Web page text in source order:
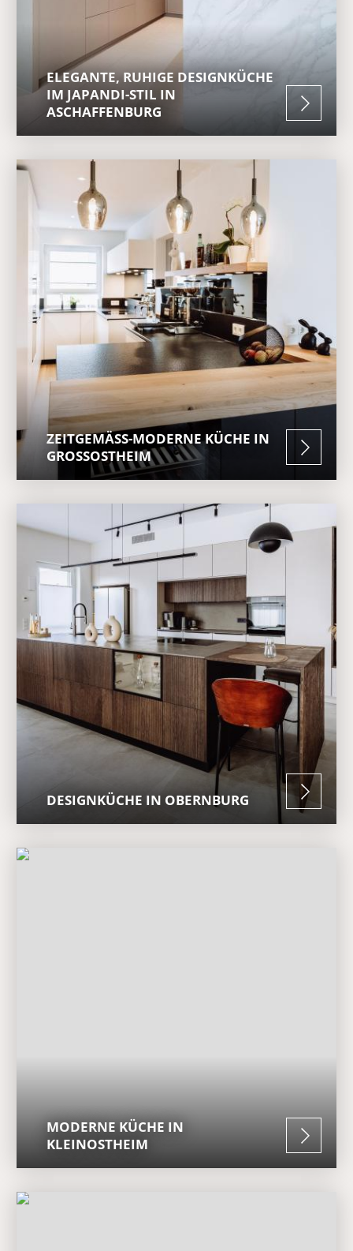
ELEGANTE, RUHIGE DESIGNKÜCHE
IM JAPANDI-STIL IN
ASCHAFFENBURG
ZEITGEMÄSS-MODERNE KÜCHE IN G
ROSSOSTHEIM
DESIGNKÜCHE IN OBERNBURG
MODERNE KÜCHE IN
KLEINOSTHEIM